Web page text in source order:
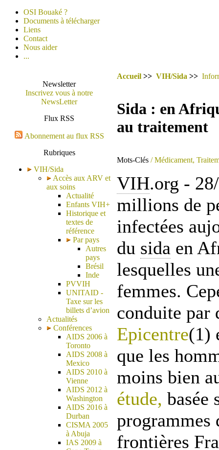
OSI Bouaké ?
Documents à télécharger
Liens
Contact
Nous aider
...
Newsletter
Inscrivez vous à notre
NewsLetter
Flux RSS
Abonnement au flux RSS
Rubriques
VIH/Sida
Accès aux ARV et
aux soins
Actualité
Enfants VIH+
Historique et
textes de
référence
Par pays
Autres
pays
Brésil
Inde
PVVIH
UNITAID -
Taxe sur les
billets d’avion
Actualités
Conférences
AIDS 2006 à
Toronto
AIDS 2008 à
Mexico
AIDS 2010 à
Vienne
AIDS 2012 à
Washington
AIDS 2016 à
Durban
CISMA 2005
à Abuja
IAS 2009 à
Accueil >> VIH/Sida >>
Sida : en
au traitement
Mots-Clés / Médicament,
VIH.org -
millions de
infectées
du sida en
lesquelles
femmes.
conduite par
Epicentre(1)
que les
moins bien
étude, basée
programmes
frontières